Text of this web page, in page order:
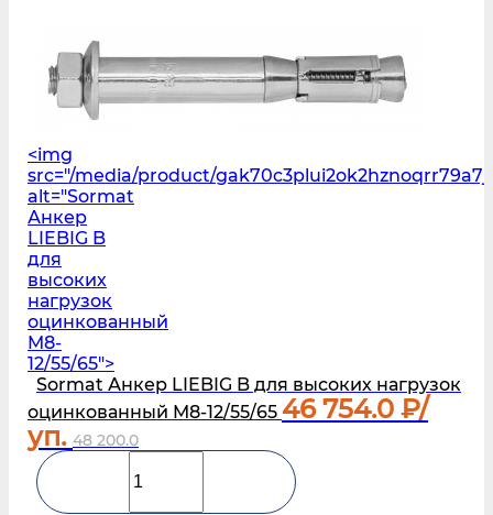
<img
src="/media/product/
alt="Sormat
Анкер
LIEBIG B
для
высоких
нагрузок
оцинкованный
M8-
12/55/65">
Sormat Анкер LIEBIG B для высоких нагрузок
оцинкованный M8-12/55/65 46 754.0 ₽/
уп. 48 200.0